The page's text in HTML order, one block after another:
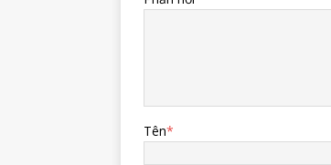
Tên*